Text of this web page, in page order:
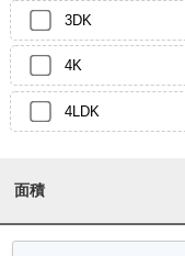
3DK
4K
4LDK
面積